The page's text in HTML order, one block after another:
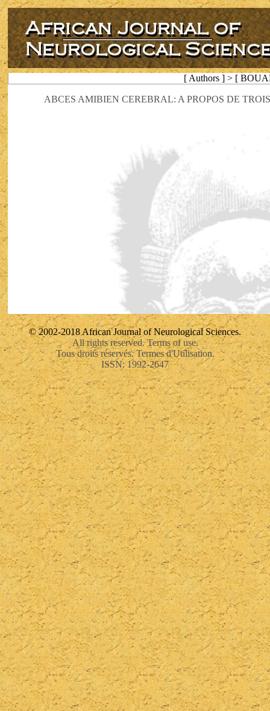
[ Authors ] > [
ABCES AMIBIEN CEREBRAL: A PROPOS DE
© 2002-2018 African Journal of Neurological Sciences.
All rights reserved. Terms of use.
Tous droits réservés. Termes d'Utilisation.
ISSN: 1992-2647